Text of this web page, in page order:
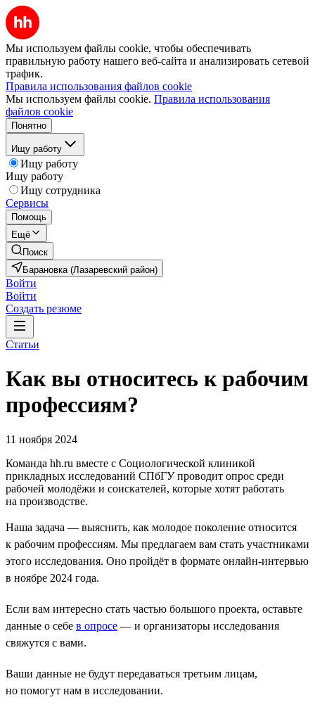
Мы используем файлы cookie, чтобы обеспечивать
правильную работу нашего веб-сайта и анализировать сетевой
трафик.
Правила использования файлов cookie
Мы используем файлы cookie. Правила использования
файлов cookie
Понятно
Ищу работу
Ищу работу
Ищу работу
Ищу сотрудника
Сервисы
Помощь
Ещё
Поиск
Барановка (Лазаревский район)
Войти
Войти
Создать резюме
Статьи
Как вы относитесь к рабочим
профессиям?
11 ноября 2024
Команда hh.ru вместе с Социологической клиникой
прикладных исследований СПбГУ проводит опрос среди
рабочей молодёжи и соискателей, которые хотят работать
на производстве.
Наша задача — выяснить, как молодое поколение относится
к рабочим профессиям. Мы предлагаем вам стать участниками
этого исследования. Оно пройдёт в формате онлайн-интервью
в ноябре 2024 года.
Если вам интересно стать частью большого проекта, оставьте
данные о себе в опросе — и организаторы исследования
свяжутся с вами.
Ваши данные не будут передаваться третьим лицам,
но помогут нам в исследовании.